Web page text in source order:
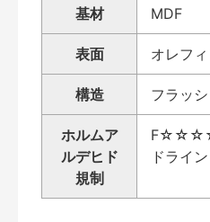
基材 MDF
表面 オレフ
構造 フラッ
ホルムア
ルデヒド
規制
F☆☆☆☆
ドライン